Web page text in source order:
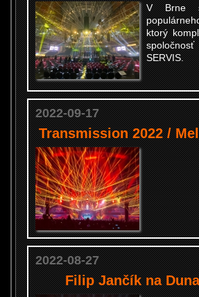
V Brne
ktorý
SERVIS.
2022-09-17
Transmission 2022 /
2022-08-27
Filip Jančík na